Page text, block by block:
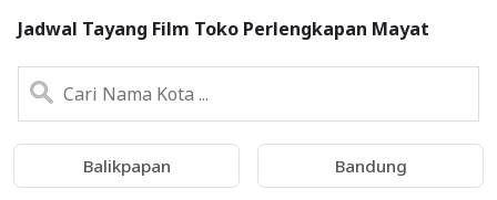
Jadwal Tayang Film Toko Perlengkapan Mayat
Balikpapan Bandung